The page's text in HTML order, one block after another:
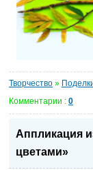
Творчество »
Комментарии : 0
Аппликация
цветами»